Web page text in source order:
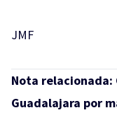
JMF
Nota relacionada:
Guadalajara por